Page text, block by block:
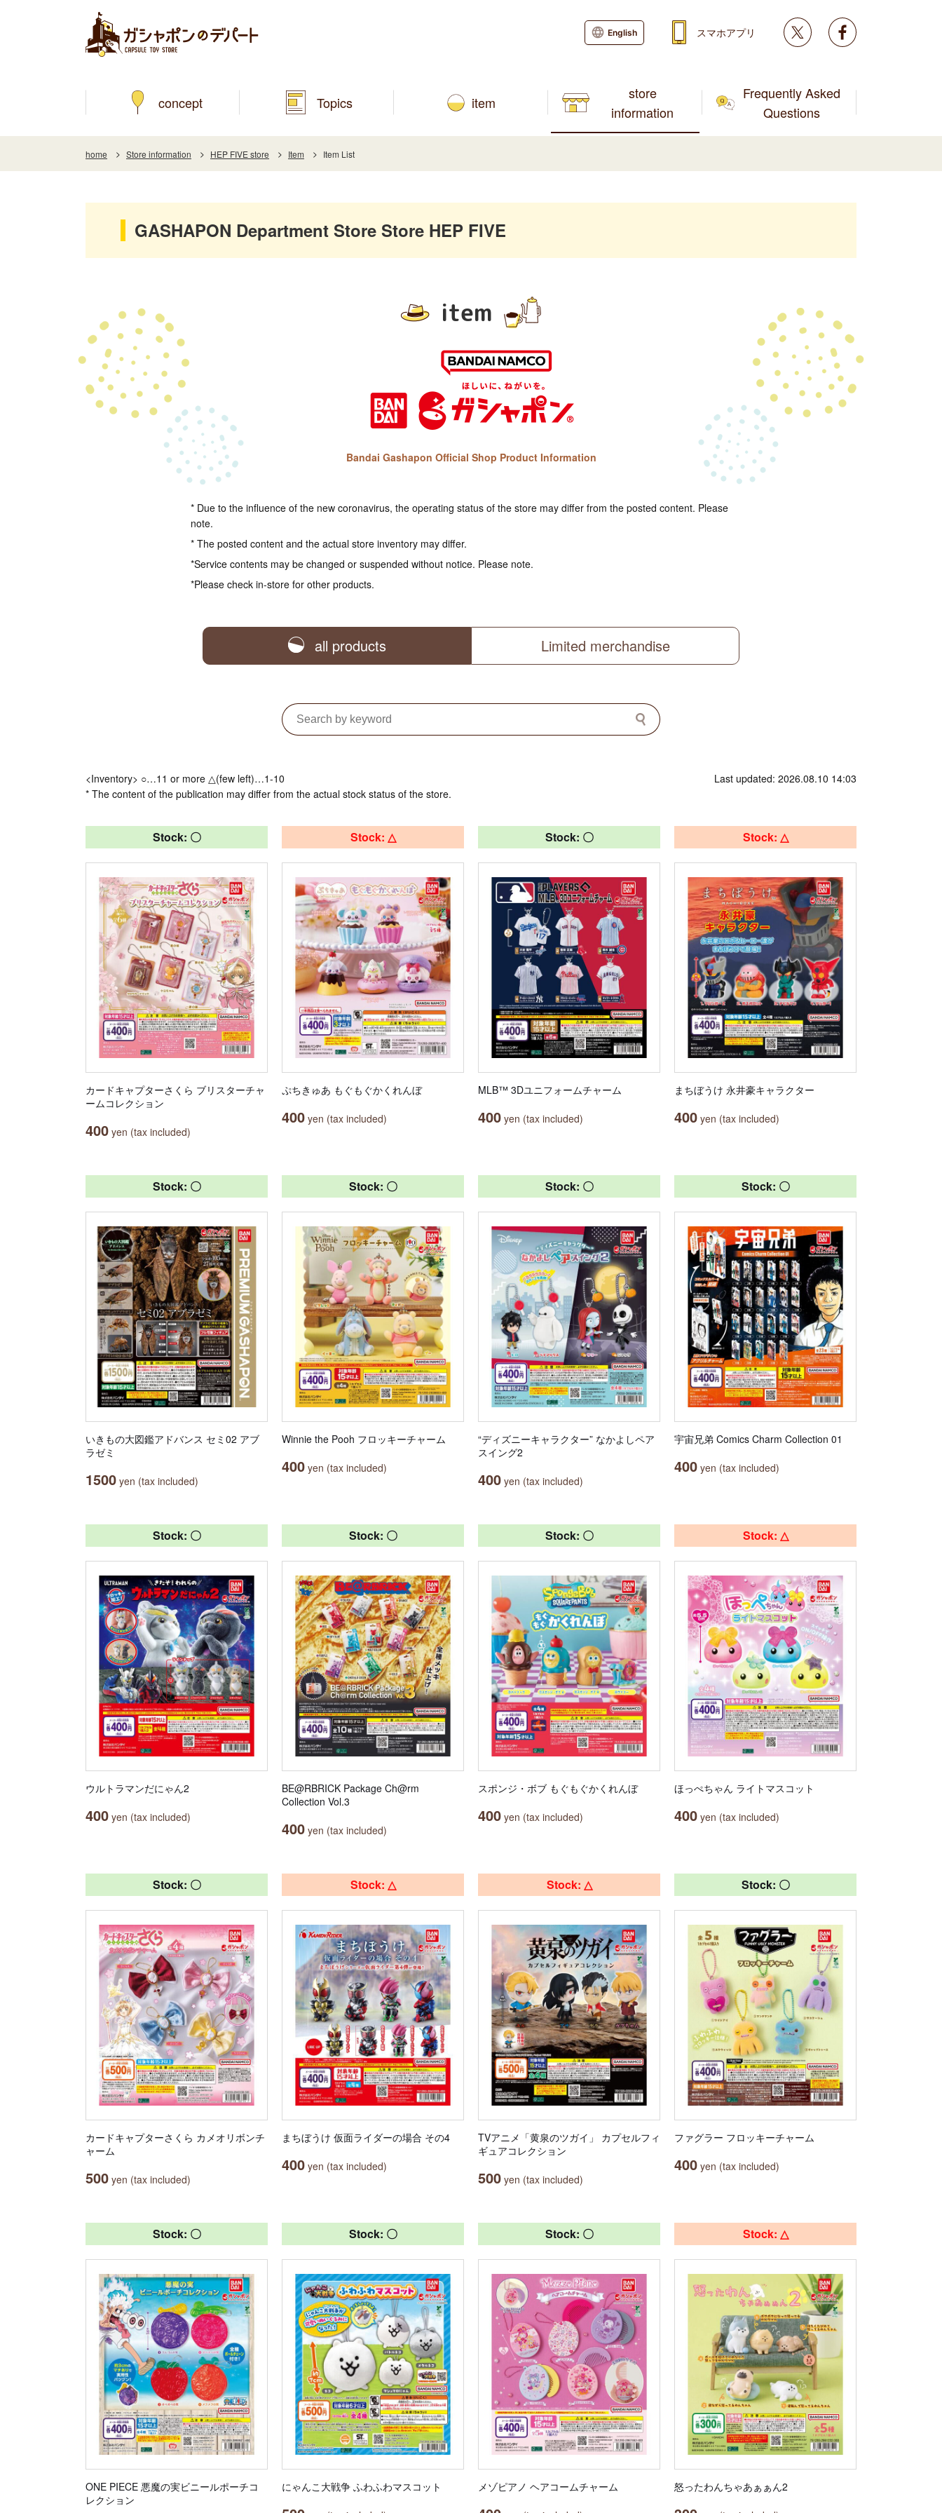
concept Topics item
store
information
Frequently Asked
Questions
English スマホアプリ Twitter
home Store information HEP FIVE store Item Item List
GASHAPON Department Store Store HEP FIVE
item
Bandai Gashapon Official Shop Product Information
* Due to the influence of the new coronavirus, the operating status of the store may differ from the posted content. Please
note.
* The posted content and the actual store inventory may differ.
*Service contents may be changed or suspended without notice. Please note.
*Please check in-store for other products.
all products Limited merchandise
<Inventory> ○…11 or more △(few left)…1-10
* The content of the publication may differ from the actual stock status of the store.
Last updated: 2026.08.10 14:03
Stock: 〇
カードキャプターさくら ブリスターチャ
ームコレクション
400 yen (tax included)
Stock: △
ぷちきゅあ もぐもぐかくれんぼ
400 yen (tax included)
Stock: 〇
MLB™ 3Dユニフォームチャーム
400 yen (tax included)
Stock: △
まちぼうけ 永井豪キャラクター
400 yen (tax included)
Stock: 〇
いきもの大図鑑アドバンス セミ02 アブ
ラゼミ
1500 yen (tax included)
Stock: 〇
Winnie the Pooh フロッキーチャーム
400 yen (tax included)
Stock: 〇
“ディズニーキャラクター” なかよしペア
スイング2
400 yen (tax included)
Stock: 〇
宇宙兄弟 Comics Charm Collection 01
400 yen (tax included)
Stock: 〇
ウルトラマンだにゃん2
400 yen (tax included)
Stock: 〇
BE@RBRICK Package Ch@rm
Collection Vol.3
400 yen (tax included)
Stock: 〇
スポンジ・ボブ もぐもぐかくれんぼ
400 yen (tax included)
Stock: △
ほっぺちゃん ライトマスコット
400 yen (tax included)
Stock: 〇
カードキャプターさくら カメオリボンチ
ャーム
500 yen (tax included)
Stock: △
まちぼうけ 仮面ライダーの場合 その4
400 yen (tax included)
Stock: △
TVアニメ「黄泉のツガイ」 カプセルフィ
ギュアコレクション
500 yen (tax included)
Stock: 〇
ファグラー フロッキーチャーム
400 yen (tax included)
Stock: 〇
ONE PIECE 悪魔の実ビニールポーチコ
レクション
Stock: 〇
にゃんこ大戦争 ふわふわマスコット
Stock: 〇
メゾピアノ ヘアコームチャーム
Stock: △
怒ったわんちゃあぁぁん2